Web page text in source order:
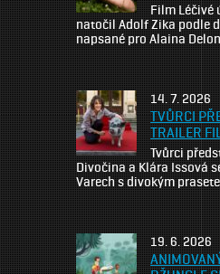
Film Léčivé
natočil Adolf Zika podle
napsané pro Alaina
představuje v traileru
sebeklamu je
partnerských vztazích a
nejen pro manželské
scenárista a producent
filmu zpracoval podle
Enigmatické variace
Emmanuela Schmitta,
14. 7. 2026
TVŮRCI
TRAILER
Tvůrci
Divočina a Klára Issová
Varech s divokým
snímek Divočina, který
října 2026, odhaluje svůj
festivalu v Karlových
netradiční setkání
herečky Kláry Issové, s
protagonistkou filmu,
19. 6. 2026